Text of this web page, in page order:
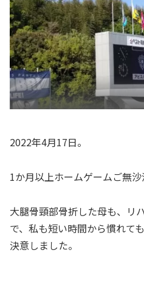
2022年4月17日。
1か月以上ホームゲームご無沙
大腿骨頸部骨折した母も、リ
で、私も短い時間から慣れて
決意しました。